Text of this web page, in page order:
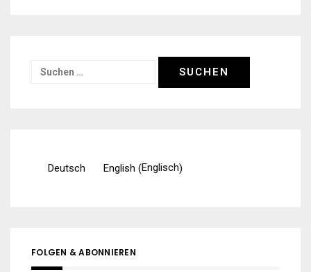
Suchen
Deutsch English (Englisch)
FOLGEN & ABONNIEREN